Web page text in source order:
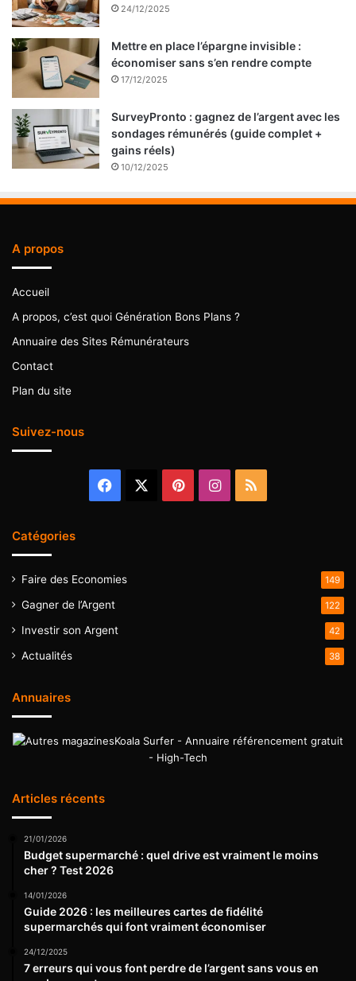
24/12/2025
Mettre en place l’épargne invisible :
économiser sans s’en rendre compte
17/12/2025
SurveyPronto : gagnez de l’argent avec les
sondages rémunérés (guide complet +
gains réels)
10/12/2025
A propos
Accueil
A propos, c’est quoi Génération Bons Plans ?
Annuaire des Sites Rémunérateurs
Contact
Plan du site
Suivez-nous
Facebook PinterestInstagram
RSS
Catégories
Faire des Economies 149
Gagner de l’Argent 122
Investir son Argent 42
Actualités 38
Annuaires
Koala Surfer - Annuaire référencement gratuit
- High-Tech
Articles récents
21/01/2026
Budget supermarché : quel drive est vraiment le moins
cher ? Test 2026
14/01/2026
Guide 2026 : les meilleures cartes de fidélité
supermarchés qui font vraiment économiser
24/12/2025
7 erreurs qui vous font perdre de l’argent sans vous en